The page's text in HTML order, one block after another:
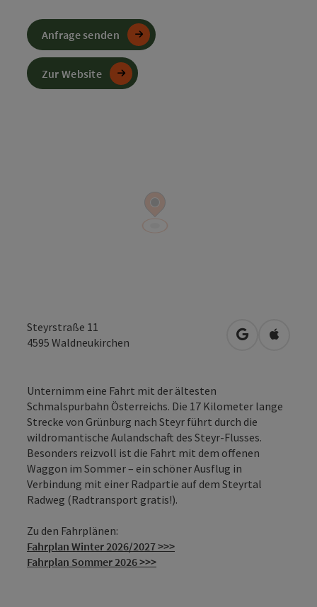
Steyrstraße 11
4595 Waldneukirchen in Google
in
Unternimm eine Fahrt mit der ältesten
Schmalspurbahn Österreichs. Die 17 Kilometer lange
Strecke von Grünburg nach Steyr führt durch die
wildromantische Aulandschaft des Steyr-Flusses.
Besonders reizvoll ist die Fahrt mit dem offenen
Waggon im Sommer – ein schöner Ausflug in
Verbindung mit einer Radpartie auf dem Steyrtal
Radweg (Radtransport gratis!).
Zu den Fahrplänen:
Fahrplan Winter 2026/2027 >>>
Fahrplan Sommer 2026 >>>
Anfrage senden
Zur Website